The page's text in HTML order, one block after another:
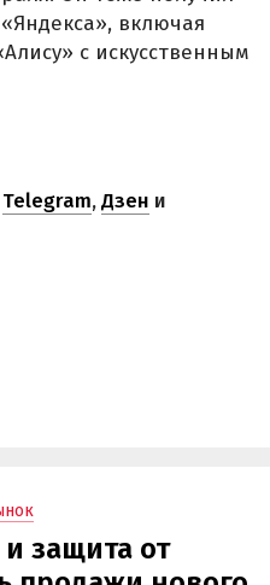
включая
с искусственным
Telegram,Дзен и
защита от